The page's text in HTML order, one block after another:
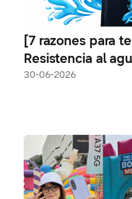
[7 razones para
Resistencia al
acompañarte con
30-06-2026